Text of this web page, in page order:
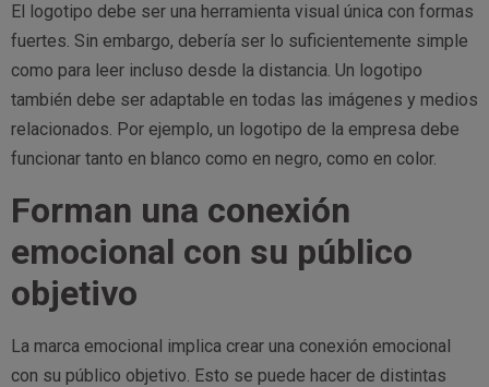
El logotipo debe ser una herramienta visual única con formas
fuertes. Sin embargo, debería ser lo suficientemente simple
como para leer incluso desde la distancia. Un logotipo
también debe ser adaptable en todas las imágenes y medios
relacionados. Por ejemplo, un logotipo de la empresa debe
funcionar tanto en blanco como en negro, como en color.
Forman una conexión
emocional con su público
objetivo
La marca emocional implica crear una conexión emocional
con su público objetivo. Esto se puede hacer de distintas